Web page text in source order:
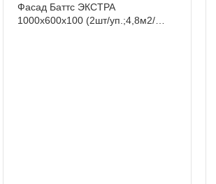
Фасад Баттс ЭКСТРА
1000х600х100 (2шт/уп.;4,8м2/